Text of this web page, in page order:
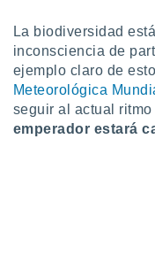
en
más
nuestra
y
La biodiversidad
inconsciencia de
ejemplo claro de
Meteorológica
seguir al actual
emperador estará